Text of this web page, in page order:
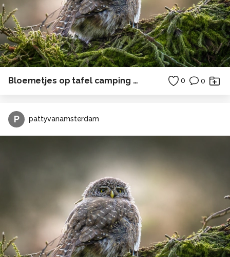
Bloemetjes op tafel camping zonsondergang 0 0
P pattyvanamsterdam